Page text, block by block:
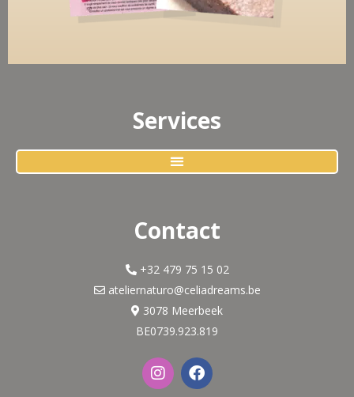
Services
Contact
+32 479 75 15 02
ateliernaturo@celiadreams.be
3078 Meerbeek
BE0739.923.819
I
n
F
a